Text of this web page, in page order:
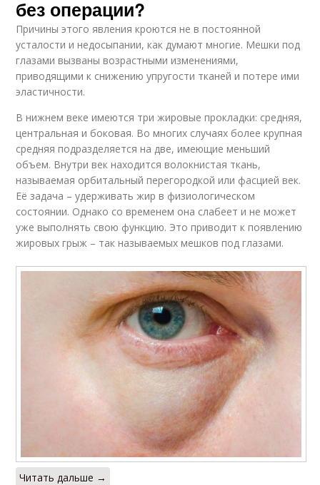
без операции?
Причины этого явления кроются не в постоянной
усталости и недосыпании, как думают многие. Мешки под
глазами вызваны возрастными изменениями,
приводящими к снижению упругости тканей и потере ими
эластичности.
В нижнем веке имеются три жировые прокладки: средняя,
центральная и боковая. Во многих случаях более крупная
средняя подразделяется на две, имеющие меньший
объем. Внутри век находится волокнистая ткань,
называемая орбитальный перегородкой или фасцией век.
Её задача – удерживать жир в физиологическом
состоянии. Однако со временем она слабеет и не может
уже выполнять свою функцию. Это приводит к появлению
жировых грыж – так называемых мешков под глазами.
Читать дальше →